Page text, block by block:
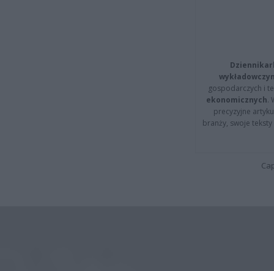
gospodarczych i
ekonomicznych.
precyzyjne
branży, swoje